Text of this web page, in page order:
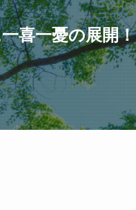
喜一憂の展開！